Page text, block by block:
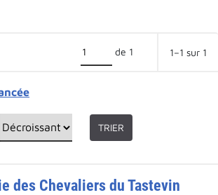
de 1 1–1 sur 1
TRIER
des Chevaliers du Tastevin